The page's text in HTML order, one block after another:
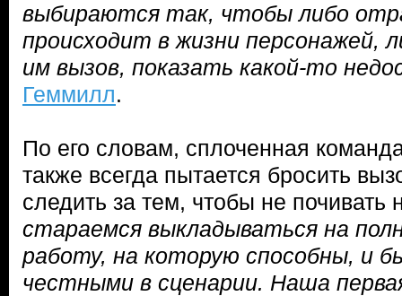
выбираются так, чтобы либо
происходит в жизни персонажей,
им вызов, показать какой-то
Геммилл.
По его словам, сплоченная
также всегда пытается бросить
следить за тем, чтобы не почивать
стараемся выкладываться на
работу, на которую способны, и
честными в сценарии. Наша